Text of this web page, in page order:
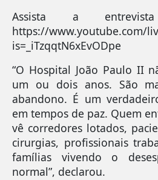
Assista a
https://www.youtube.com/
is=_iTzqqtN6xEvODpe
“O Hospital João Paulo II
um ou dois anos. São
abandono. É um
em tempos de paz. Quem
vê corredores lotados,
cirurgias, profissionais
famílias vivendo o
normal”, declarou.